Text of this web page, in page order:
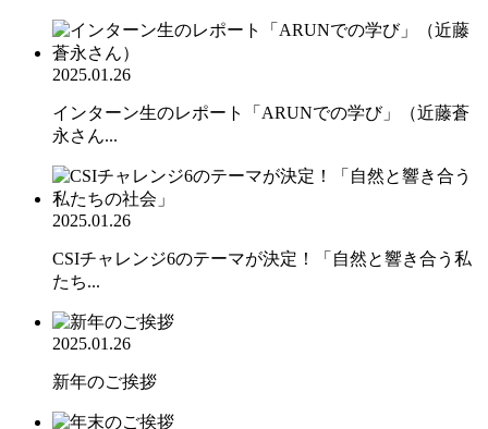
2025.01.26
インターン生のレポート「ARUNでの学び」（近藤蒼
永さん...
2025.01.26
CSIチャレンジ6のテーマが決定！「自然と響き合う私
たち...
2025.01.26
新年のご挨拶